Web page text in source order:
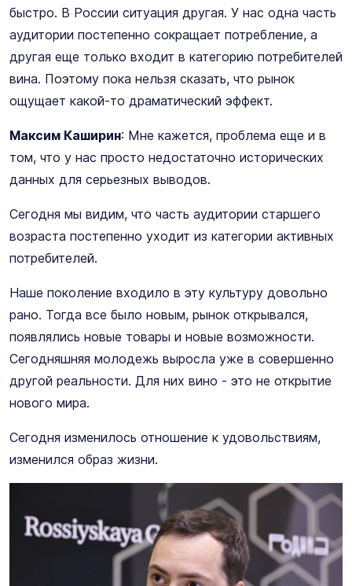
быстро. В России ситуация другая. У нас одна часть
аудитории постепенно сокращает потребление, а
другая еще только входит в категорию потребителей
вина. Поэтому пока нельзя сказать, что рынок
ощущает какой-то драматический эффект.
Максим Каширин: Мне кажется, проблема еще и в
том, что у нас просто недостаточно исторических
данных для серьезных выводов.
Сегодня мы видим, что часть аудитории старшего
возраста постепенно уходит из категории активных
потребителей.
Наше поколение входило в эту культуру довольно
рано. Тогда все было новым, рынок открывался,
появлялись новые товары и новые возможности.
Сегодняшняя молодежь выросла уже в совершенно
другой реальности. Для них вино - это не открытие
нового мира.
Сегодня изменилось отношение к удовольствиям,
изменился образ жизни.